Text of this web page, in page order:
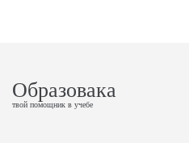
Образовака
твой помощник в учебе